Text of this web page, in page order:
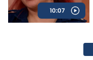
10:07